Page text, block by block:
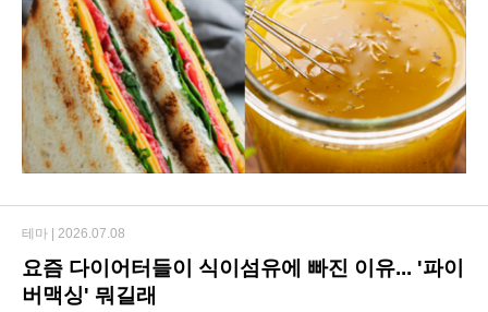
#영양소 #샐러드드레싱 #치즈 #가공육 #베아글 #샌드위치
#코코아 #시리얼
요즘 다이어터들이 식이섬유에 빠진 이유... '파이
버맥싱' 뭐길래
테마 | 2026.07.08